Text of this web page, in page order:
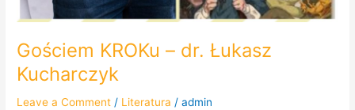
Gościem KROKu – dr. Łukasz
Kucharczyk
Leave a Comment / Literatura /admin